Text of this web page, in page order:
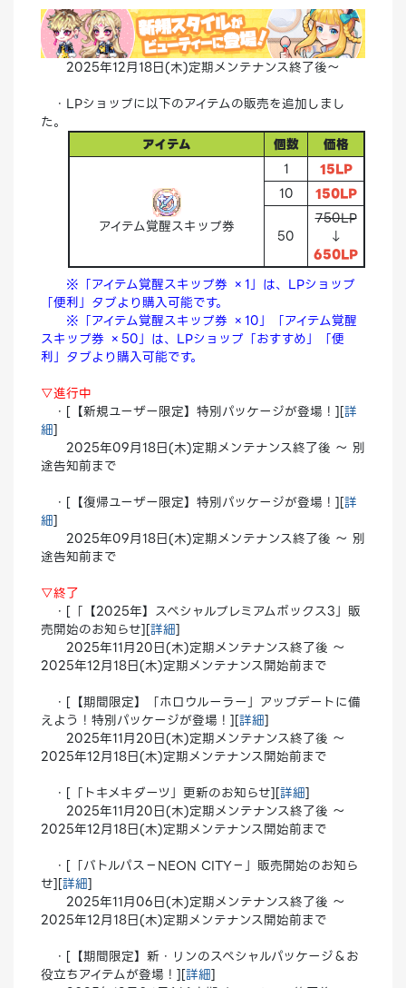
2025年12月18日(木)定期メンテナンス終了後～
・LPショップに以下のアイテムの販売を追加しまし
た。
アイテム
個数 価格
アイテム覚醒スキップ券
1
15LP
10
150LP
50
750LP
↓
650LP
※「アイテム覚醒スキップ券 ×1」は、LPショップ
「便利」タブより購入可能です。
※「アイテム覚醒スキップ券 ×10」「アイテム覚醒
スキップ券 ×50」は、LPショップ「おすすめ」「便
利」タブより購入可能です。
▽進行中
・[【新規ユーザー限定】特別パッケージが登場！][詳
細]
2025年09月18日(木)定期メンテナンス終了後 ～ 別
途告知前まで
・[【復帰ユーザー限定】特別パッケージが登場！][詳
細]
2025年09月18日(木)定期メンテナンス終了後 ～ 別
途告知前まで
▽終了
・[「【2025年】スペシャルプレミアムボックス3」販
売開始のお知らせ][詳細]
2025年11月20日(木)定期メンテナンス終了後 ～
2025年12月18日(木)定期メンテナンス開始前まで
・[【期間限定】「ホロウルーラー」アップデートに備
えよう！特別パッケージが登場！][詳細]
2025年11月20日(木)定期メンテナンス終了後 ～
2025年12月18日(木)定期メンテナンス開始前まで
・[「トキメキダーツ」更新のお知らせ][詳細]
2025年11月20日(木)定期メンテナンス終了後 ～
2025年12月18日(木)定期メンテナンス開始前まで
・[「バトルパス－NEON CITY－」販売開始のお知ら
せ][詳細]
2025年11月06日(木)定期メンテナンス終了後 ～
2025年12月18日(木)定期メンテナンス開始前まで
・[【期間限定】新・リンのスペシャルパッケージ＆お
役立ちアイテムが登場！][詳細]